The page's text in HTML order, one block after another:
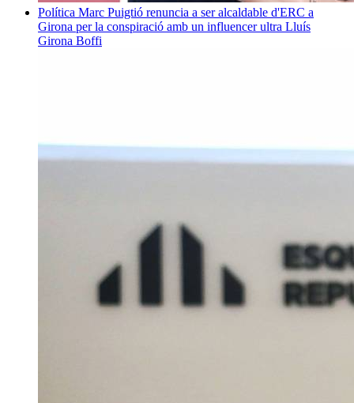
Política Marc Puigtió renuncia a ser alcaldable d'ERC a
Girona per la conspiració amb un influencer ultra Lluís
Girona Boffi